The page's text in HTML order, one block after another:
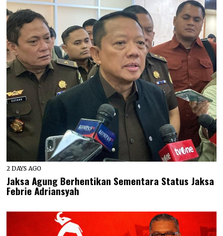
2 DAYS AGO
Jaksa Agung Berhentikan Sementara Status Jaksa
Febrie Adriansyah